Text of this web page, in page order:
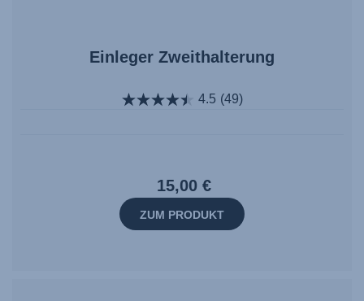
Einleger Zweithalterung
4.5 (49)
15,00 €
ZUM PRODUKT